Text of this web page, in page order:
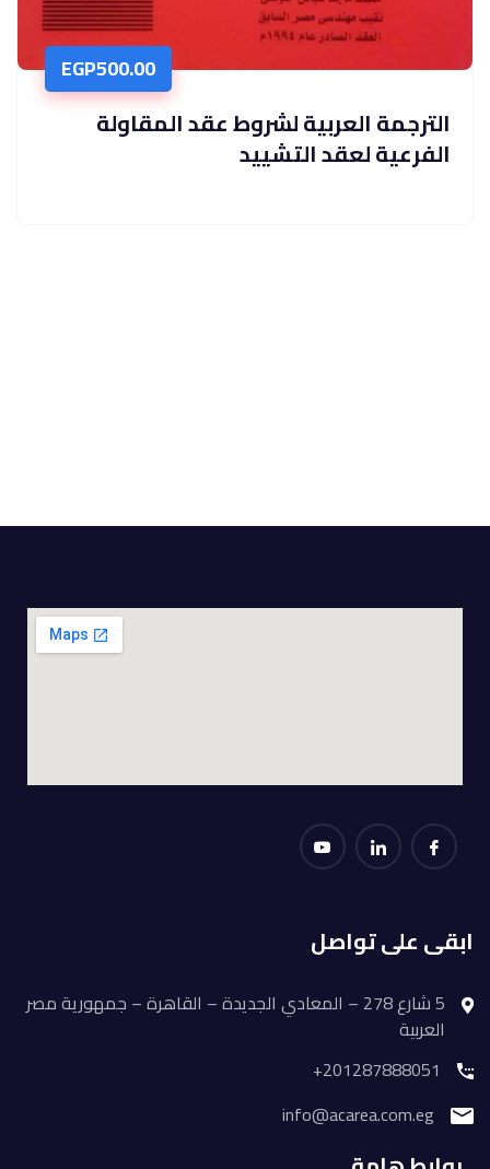
EGP500.00
الترجمة العربية لشروط عقد المقاولة
الفرعية لعقد التشييد
ابقى على تواصل
5 شارع 278 – المعادي الجديدة – القاهرة – جمهورية مصر
العربية
201287888051+
info@acarea.com.eg